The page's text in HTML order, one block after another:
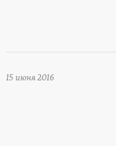
15 июня 2016